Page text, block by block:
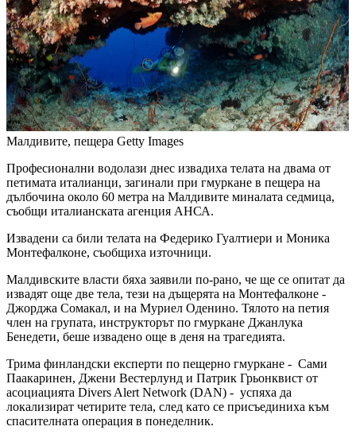
Малдивите, пещера Getty Images
Професионални водолази днес извадиха телата на двама от
петимата италианци, загинали при гмуркане в пещера на
дълбочина около 60 метра на Малдивите миналата седмица,
съобщи италианската агенция АНСА.
Извадени са били телата на Федерико Гуалтиери и Моника
Монтефалконе, съобщиха източници.
Малдивските власти бяха заявили по-рано, че ще се опитат да
извадят още две тела, тези на дъщерята на Монтефалконе -
Джорджа Сомакал, и на Муриел Оденино. Тялото на петия
член на групата, инструкторът по гмуркане Джанлука
Бенедети, беше извадено още в деня на трагедията.
Трима финландски експерти по пещерно гмуркане - Сами
Паакаринен, Джени Вестерлунд и Патрик Грьонквист от
асоциацията Divers Alert Network (DAN) - успяха да
локализират четирите тела, след като се присъединиха към
спасителната операция в понеделник.